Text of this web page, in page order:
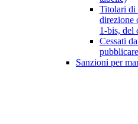
Titolari di
direzione
1-bis, del
Cessati
Sanzioni per